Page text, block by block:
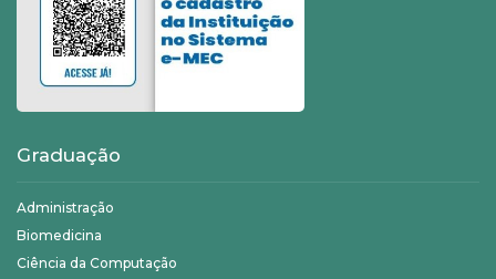
Graduação
Administração
Biomedicina
Ciência da Computação